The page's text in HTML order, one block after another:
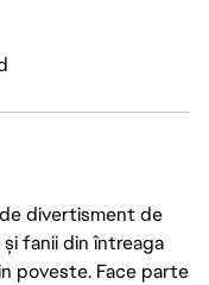
divertisment de
fanii din întreaga
poveste. Face parte